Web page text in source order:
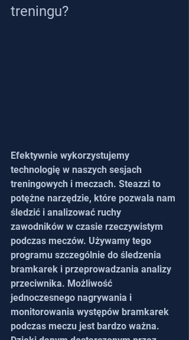
treningu?
Efektywnie wykorzystujemy
technologię w naszych sesjach
treningowych i meczach. Steazzi to
potężne narzędzie, które pozwala nam
śledzić i analizować ruchy
zawodników w czasie rzeczywistym
podczas meczów. Używamy tego
programu szczególnie do śledzenia
bramkarek i przeprowadzania analizy
przeciwnika. Możliwość
jednoczesnego nagrywania i
monitorowania występów bramkarek
podczas meczu jest bardzo ważna.